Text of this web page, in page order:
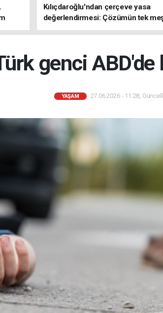
Kılıçdaroğlu'ndan çerçeve yasa
değerlendirmesi: Çözümün tek
adresi TBMM'dir
genci ABD'de
YAŞAM 27.06.2026 - 11:28,